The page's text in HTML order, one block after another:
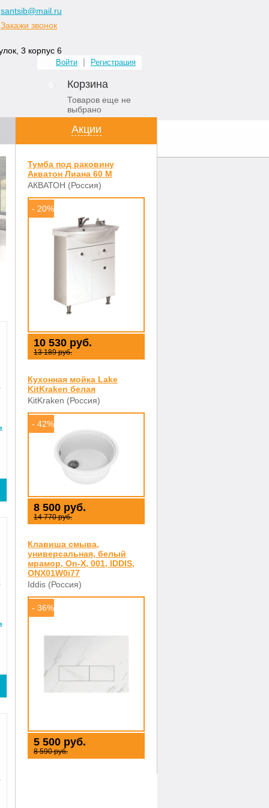
santsib@mail.ru
Закажи звонок
3 корпус 6
Войти Регистрация
Корзина
Товаров еще не
выбрано
Контакты
Акции
Тумба под раковину
Акватон Лиана 60 М
АКВАТОН (Россия)
- 20%
10 530 руб.
13 189 руб.
Кухонная мойка Lake
KitKraken белая
KitKraken (Россия)
- 42%
8 500 руб.
14 770 руб.
Клавиша смыва,
универсальная, белый
мрамор, On-X, 001, IDDIS,
ONX01W0i77
Iddis (Россия)
- 36%
5 500 руб.
8 590 руб.